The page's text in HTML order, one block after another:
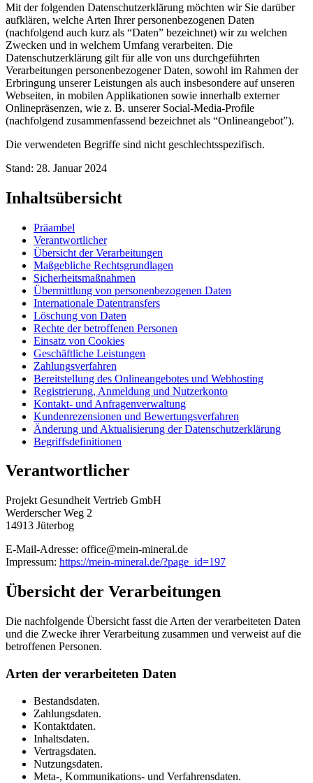
Mit der folgenden Datenschutzerklärung möchten wir Sie darüber
aufklären, welche Arten Ihrer personenbezogenen Daten
(nachfolgend auch kurz als “Daten” bezeichnet) wir zu welchen
Zwecken und in welchem Umfang verarbeiten. Die
Datenschutzerklärung gilt für alle von uns durchgeführten
Verarbeitungen personenbezogener Daten, sowohl im Rahmen der
Erbringung unserer Leistungen als auch insbesondere auf unseren
Webseiten, in mobilen Applikationen sowie innerhalb externer
Onlinepräsenzen, wie z. B. unserer Social-Media-Profile
(nachfolgend zusammenfassend bezeichnet als “Onlineangebot”).
Die verwendeten Begriffe sind nicht geschlechtsspezifisch.
Stand: 28. Januar 2024
Inhaltsübersicht
Präambel
Verantwortlicher
Übersicht der Verarbeitungen
Maßgebliche Rechtsgrundlagen
Sicherheitsmaßnahmen
Übermittlung von personenbezogenen Daten
Internationale Datentransfers
Löschung von Daten
Rechte der betroffenen Personen
Einsatz von Cookies
Geschäftliche Leistungen
Zahlungsverfahren
Bereitstellung des Onlineangebotes und Webhosting
Registrierung, Anmeldung und Nutzerkonto
Kontakt- und Anfragenverwaltung
Kundenrezensionen und Bewertungsverfahren
Änderung und Aktualisierung der Datenschutzerklärung
Begriffsdefinitionen
Verantwortlicher
Projekt Gesundheit Vertrieb GmbH
Werderscher Weg 2
14913 Jüterbog
E-Mail-Adresse: office@mein-mineral.de
Impressum: https://mein-mineral.de/?page_id=197
Übersicht der Verarbeitungen
Die nachfolgende Übersicht fasst die Arten der verarbeiteten Daten
und die Zwecke ihrer Verarbeitung zusammen und verweist auf die
betroffenen Personen.
Arten der verarbeiteten Daten
Bestandsdaten.
Zahlungsdaten.
Kontaktdaten.
Inhaltsdaten.
Vertragsdaten.
Nutzungsdaten.
Meta-, Kommunikations- und Verfahrensdaten.